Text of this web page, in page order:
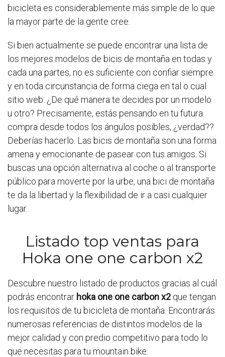
bicicleta es considerablemente más simple de lo que
la mayor parte de la gente cree.
Si bien actualmente se puede encontrar una lista de
los mejores modelos de bicis de montaña en todas y
cada una partes, no es suficiente con confiar siempre
y en toda circunstancia de forma ciega en tal o cual
sitio web. ¿De qué manera te decides por un modelo
u otro? Precisamente, estás pensando en tu futura
compra desde todos los ángulos posibles, ¿verdad??
Deberías hacerlo. Las bicis de montaña son una forma
amena y emocionante de pasear con tus amigos. Si
buscas una opción alternativa al coche o al transporte
público para moverte por la urbe, una bici de montaña
te da la libertad y la flexibilidad de ir a casi cualquier
lugar.
Listado top ventas para
Hoka one one carbon x2
Descubre nuestro listado de productos gracias al cuál
podrás encontrar hoka one one carbon x2 que tengan
los requisitos de tu bicicleta de montaña. Encontrarás
numerosas referencias de distintos modelos de la
mejor calidad y con predio competitivo para todo lo
que necesitas para tu mountain bike.